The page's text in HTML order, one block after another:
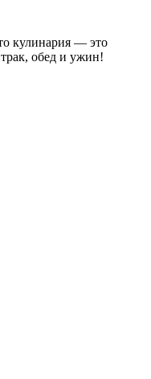
кулинария — это
обед и ужин!